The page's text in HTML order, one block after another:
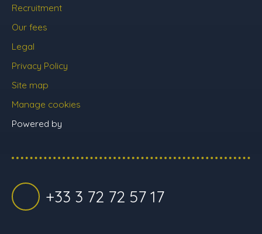
Recruitment
Our fees
Legal
Privacy Policy
Site map
Manage cookies
Powered by
+33 3 72 72 57 17